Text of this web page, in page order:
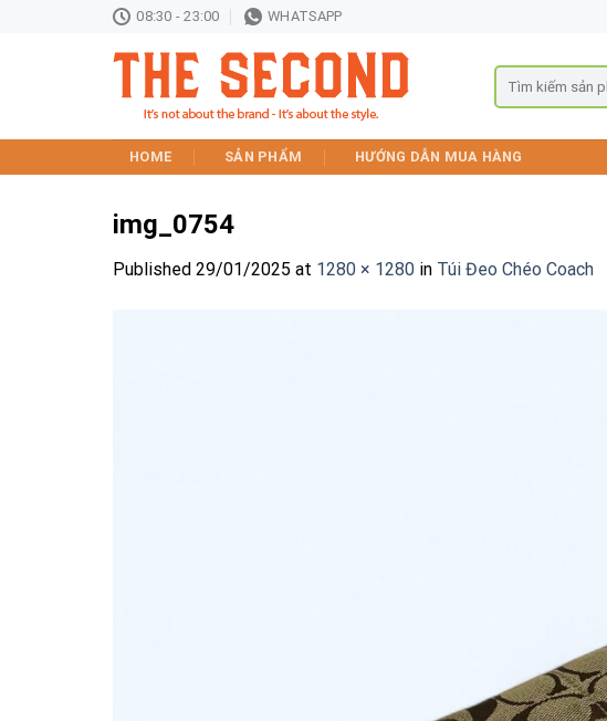
08:30 - 23:00 WHATSAPP
HOME SẢN PHẨM HƯỚNG DẪN MUA HÀNG
img_0754
Published 29/01/2025 at 1280 × 1280 in Túi Đeo Chéo Coach